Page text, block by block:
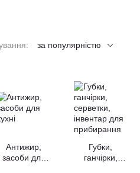
за популярністю
Антижир,
засоби для
Губки,
ганчірки,